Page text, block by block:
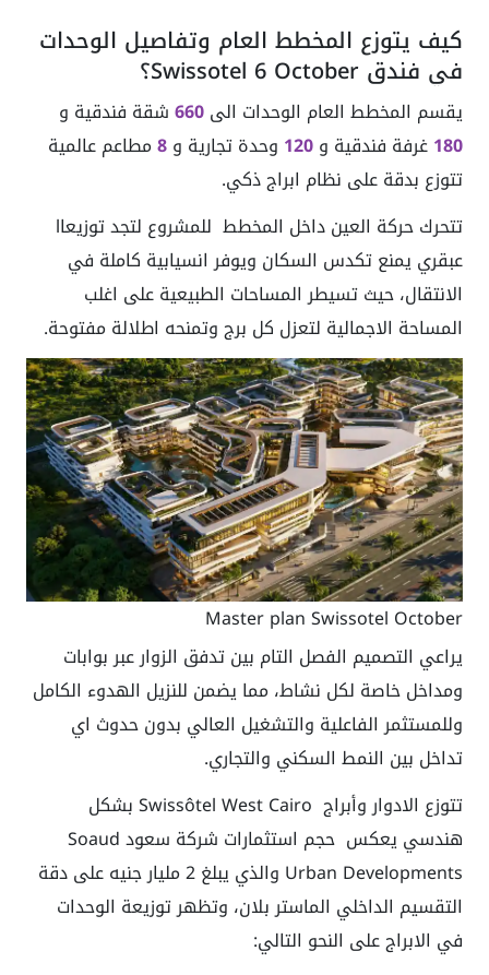
كيف يتوزع المخطط العام وتفاصيل الوحدات
في فندق Swissotel 6 October؟
يقسم المخطط العام الوحدات الى660شقة فندقية و
180غرفة فندقية و120 وحدة تجارية و8مطاعم عالمية
تتوزع بدقة على نظام ابراج ذكي.
تتحرك حركة العين داخل المخطط للمشروع لتجد توزيعاl
عبقري يمنع تكدس السكان ويوفر انسيابية كاملة في
الانتقال، حيث تسيطر المساحات الطبيعية على اغلب
المساحة الاجمالية لتعزل كل برج وتمنحه اطلالة مفتوحة.
Master plan Swissotel October
يراعي التصميم الفصل التام بين تدفق الزوار عبر بوابات
ومداخل خاصة لكل نشاط، مما يضمن للنزيل الهدوء الكامل
وللمستثمر الفاعلية والتشغيل العالي بدون حدوث اي
تداخل بين النمط السكني والتجاري.
تتوزع الادوار وأبراج Swissôtel West Cairo بشكل
هندسي يعكس حجم استثمارات شركة سعود Soaud
Urban Developments والذي يبلغ 2 مليار جنيه على دقة
التقسيم الداخلي الماستر بلان، وتظهر توزيعة الوحدات
في الابراج على النحو التالي: